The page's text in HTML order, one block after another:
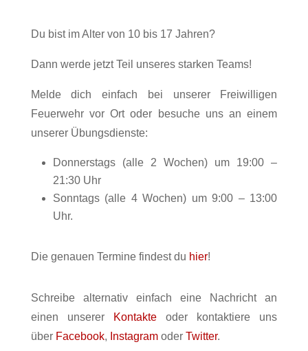
Du bist im Alter von 10 bis 17 Jahren?
Dann werde jetzt Teil unseres starken Teams!
Melde dich einfach bei unserer Freiwilligen
Feuerwehr vor Ort oder besuche uns an einem
unserer Übungsdienste:
Donnerstags (alle 2 Wochen) um 19:00 –
21:30 Uhr
Sonntags (alle 4 Wochen) um 9:00 – 13:00
Uhr.
Die genauen Termine findest du hier!
Schreibe alternativ einfach eine Nachricht an
einen unserer
Kontakteoder kontaktiere uns
über Facebook, Instagram oder Twitter.